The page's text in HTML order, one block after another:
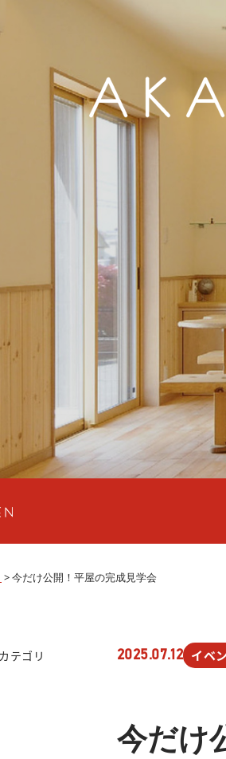
>今だけ公開！平屋の完成見学会
カテゴリ 2025.07.12 イベ
今だけ